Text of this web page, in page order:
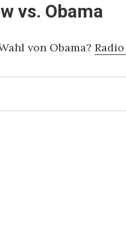
vs. Obama
von Obama?